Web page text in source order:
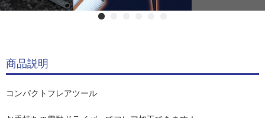
商品説明
コンパクトフレアツール